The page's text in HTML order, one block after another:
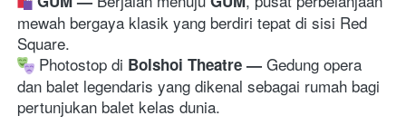
mewah bergaya klasik yang berdiri tepat di sisi Red
Square.
Photostop di Bolshoi Theatre — Gedung opera
dan balet legendaris yang dikenal sebagai rumah bagi
pertunjukan balet kelas dunia.